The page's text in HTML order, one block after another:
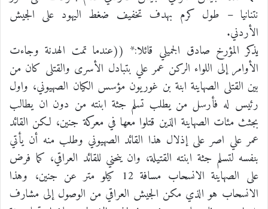
نتنانيا – طول كرم بهدف تخفيف ضغط اليهود على الجيش
الأردني.
يذكر المؤرخ صادق الجميلي قائلا:* ((عندما تمت الهدنة وجاءت
الأوامر إلى اللواء الركن عمر علي بتبادل الأسرى والقتلى كان من
بين القتلى الصهاينة ابنة بن غوريون مؤسس الكيان الصهيوني، واول
رئيس له فأرسل من يطلب تسلم جثة ابنته من دون ان يطالب
بجثث مئات الصهاينة الذين قتلوا معها في معركة جنين، لكن القائد
عمر علي اصر على إذلال هذا القائد الصهيوني وطلب منه أن يأتي
بنفسه لتسلم جثة ابنته القتيلة، وان ينحني للقائد العراقي، كما فرض
على الصهاينة الانسحاب مسافة 12 كيلو متر عن جنين، وهذا
الانسحاب هو الذي مكن الجيش العراقي من الوصول إلى مشارف